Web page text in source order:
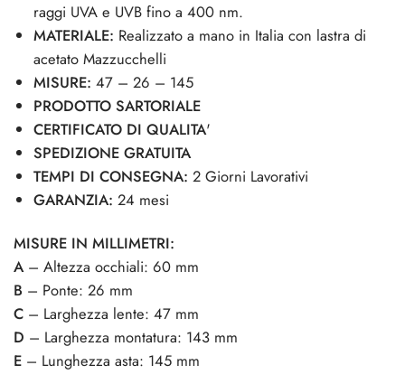
raggi UVA e UVB fino a 400 nm.
MATERIALE: Realizzato a mano in Italia con lastra di
acetato Mazzucchelli
MISURE: 47 – 26 – 145
PRODOTTO SARTORIALE
CERTIFICATO DI QUALITA'
SPEDIZIONE GRATUITA
TEMPI DI CONSEGNA: 2 Giorni Lavorativi
GARANZIA: 24 mesi
MISURE IN MILLIMETRI:
A– Altezza occhiali: 60 mm
B – Ponte: 26 mm
C – Larghezza lente: 47 mm
D – Larghezza montatura: 143 mm
E – Lunghezza asta: 145 mm